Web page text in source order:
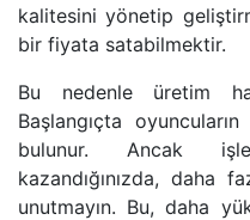
kalitesini yönetip
bir fiyata satabilmektir.
Bu nedenle üretim
Başlangıçta
bulunur. Ancak
kazandığınızda, daha
unutmayın. Bu, daha